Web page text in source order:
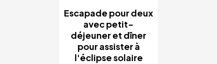
Escapade pour deux
avec petit-
déjeuner et dîner
pour assister à
l'éclipse solaire